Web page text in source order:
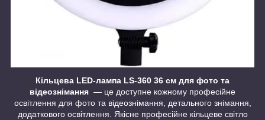
Кільцева LED-лампа LS-360 36 см для фото та
відеознімання — це доступне кожному професійне
освітлення для фото та відеознімання, детального знімання,
додаткового освітлення. Якісне професійне кільцеве світло